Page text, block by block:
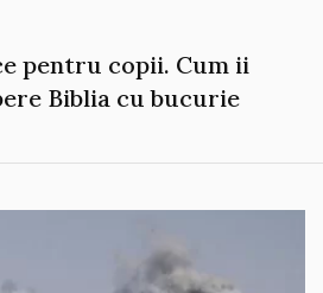
pentru copii. Cum ii
Biblia cu bucurie